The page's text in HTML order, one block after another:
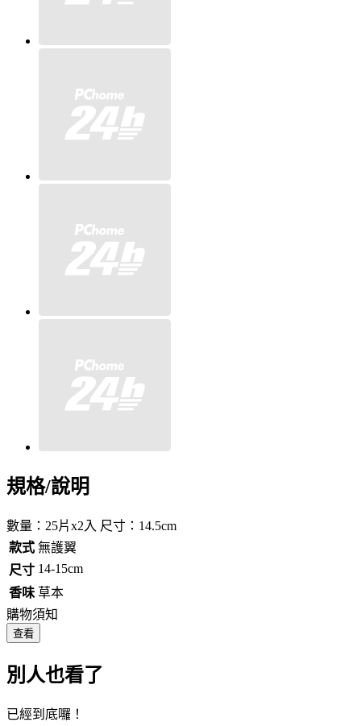
規格/說明
數量：25片x2入 尺寸：14.5cm
款式 無護翼
尺寸 14-15cm
香味 草本
購物須知
查看
別人也看了
已經到底囉！